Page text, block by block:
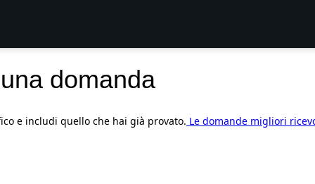
domanda
e includi quello che hai già provato. Le domande migliori